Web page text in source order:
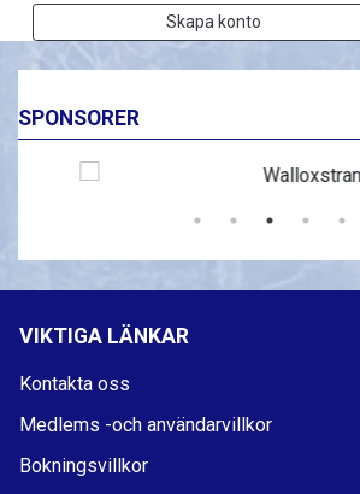
Skapa konto
SPONSORER
VIKTIGA LÄNKAR
Kontakta oss
Medlems -och användarvillkor
Bokningsvillkor